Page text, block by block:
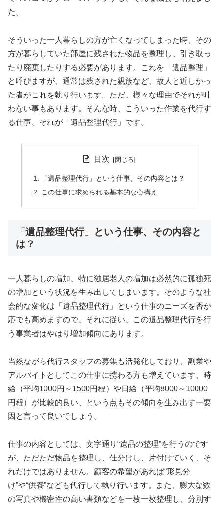
た。
そういった一人暮らしの方が亡くなってしまった時、その
方が暮らしていた部屋に残された物品を整理し、引き取っ
たり廃棄したりする必要があります。これを「遺品整理」
と呼びますが、通常は残された親族など、故人と近しかっ
た者がこれを執り行います。ただ、様々な理由でそれが叶
わない事もあります。そんな時、こういった作業を代行す
る仕事、それが「遺品整理代行」です。
目次
「遺品整理代行」という仕事、その内容とは？
この仕事に求められる基本的な心構え
「遺品整理代行」という仕事、その内容と
は？
一人暮らしの増加、特に独居老人の増加は必然的に孤独死
の増加という状況を生み出してしまいます。そのような社
会的な変化は「遺品整理代行」という仕事のニーズを否が
応でも高めますので、それに従い、この遺品整理代行を行
う事業者はやはり増加傾向にあります。
当然ながら代行スタッフの募集も活発化しており、副業や
アルバイトとしてこの仕事に携わる方も増えています。時
給（平均1000円～1500円程）や日給（平均8000～10000
円程）が比較的良い、という点もその傾向を生み出す一要
因と言って良いでしょう。
仕事の内容としては、文字通り“遺品の整理”を行うのです
が、ただただ物品を整理し、仕分けし、片付けていく、そ
れだけではありません。顧客の希望があれば“形見分
け”や“供養”なども代行して執り行います。また、膨大な数
の写真や機密性の高い書類などを一枚一枚整理し、分別す